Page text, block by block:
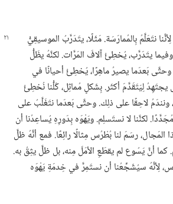
نتَعَلَّمُ بِالمُمارَسَة.‏ مَثَلًا،‏ يتَدَرَّبُ الموسيقِيُّ
يتَدَرَّب،‏ يُخطِئُ آلافَ المَرَّات.‏ لكنَّهُ يظَلُّ
بَعدَما يصيرُ ماهِرًا،‏ يُخطِئُ أحيانًا في
يجتَهِدُ لِيَتَقَدَّمَ أكثَر.‏ بِشَكلٍ مُماثِل،‏ كُلُّنا نُخطِئُ
ونندَمُ لاحِقًا على ذلِك.‏ وحتَّى بَعدَما نتَغَلَّبُ على
لكنَّنا لا نستَسلِم.‏ ويَهْوَه بِدَورِهِ يُساعِدُنا أن
المَجال،‏ رسَمَ لنا بُطْرُس مِثالًا رائِعًا.‏ فمع أنَّهُ ظلَّ
أنَّ يَسُوع لم يقطَعِ الأمَلَ مِنه،‏ بل ظلَّ يثِقُ به.‏
لِأنَّهُ سيُشَجِّعُنا أن نستَمِرَّ في خِدمَةِ يَهْوَه